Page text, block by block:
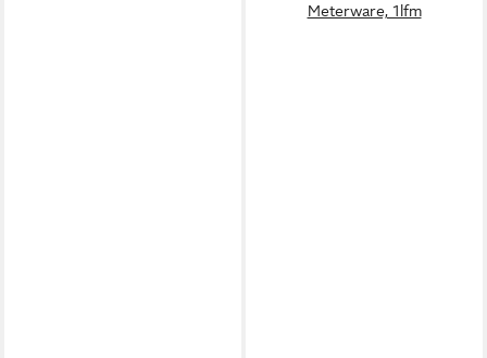
Meterware, 1lfm